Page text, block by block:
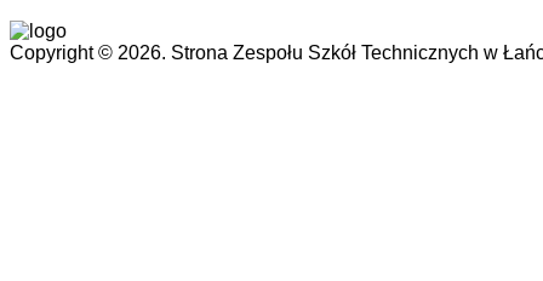
Copyright © 2026. Strona Zespołu Szkół Technicznych w